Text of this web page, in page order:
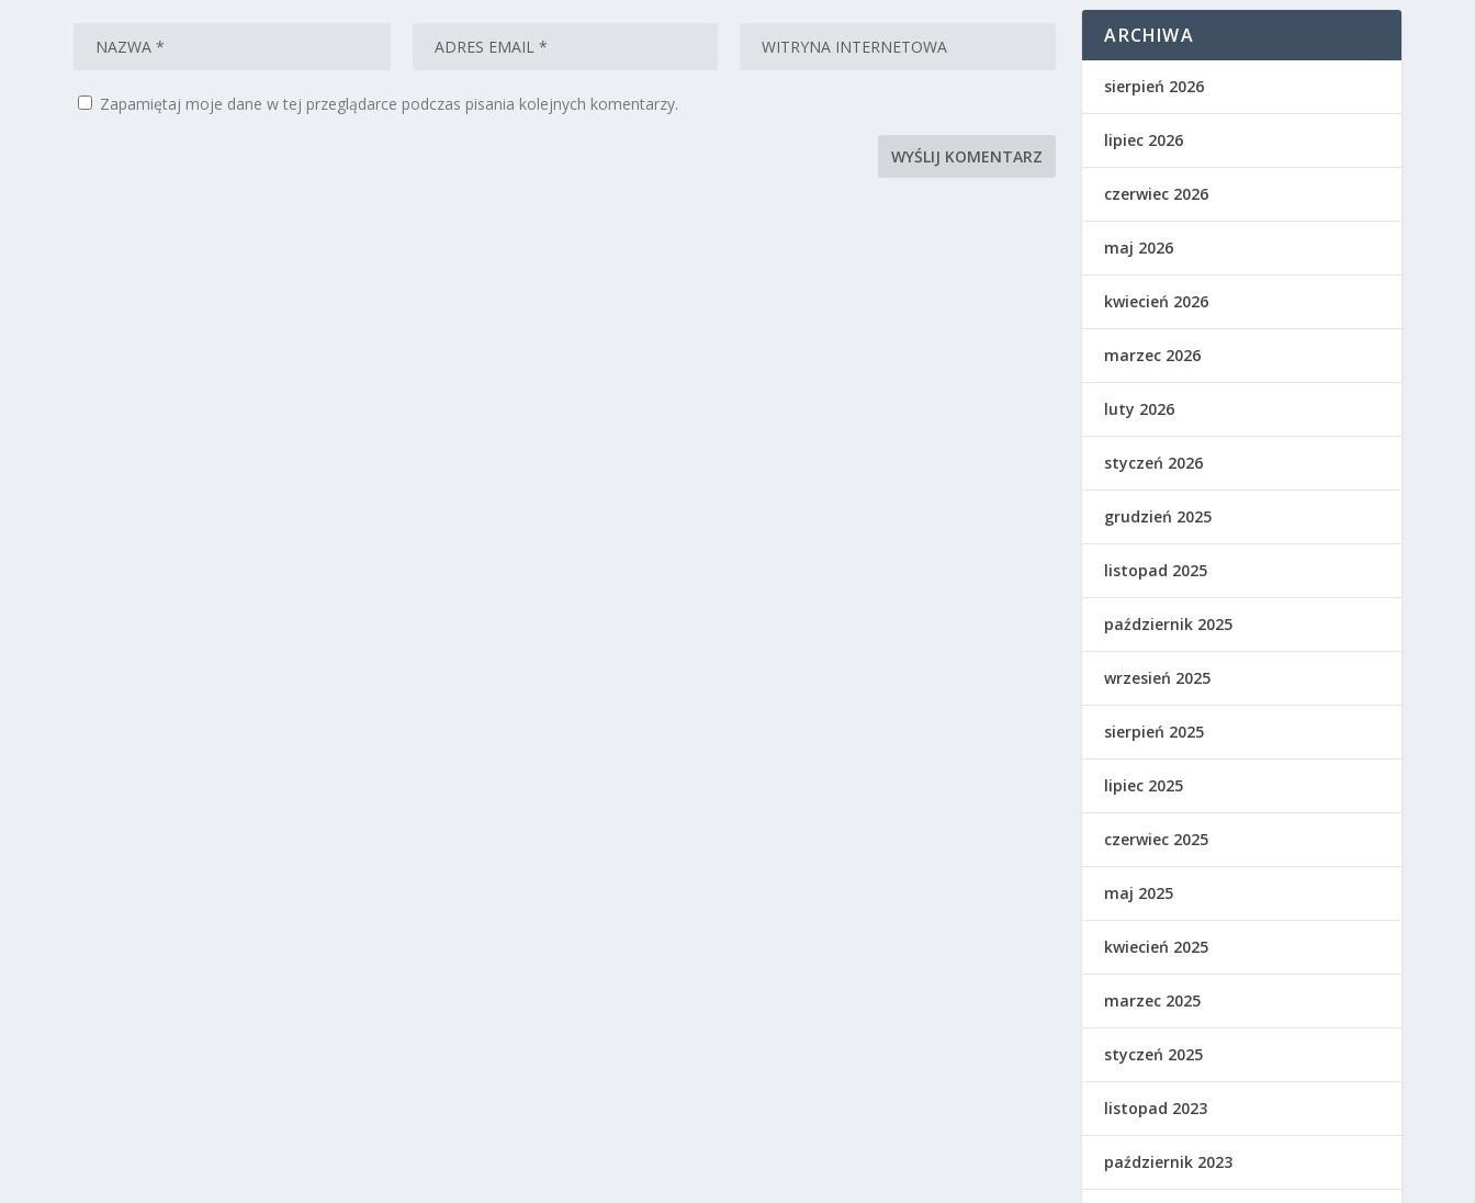
Zapamiętaj moje dane w tej przeglądarce podczas pisania kolejnych komentarzy.
ARCHIWA
sierpień 2026
lipiec 2026
czerwiec 2026
maj 2026
kwiecień 2026
marzec 2026
luty 2026
styczeń 2026
grudzień 2025
listopad 2025
październik 2025
wrzesień 2025
sierpień 2025
lipiec 2025
czerwiec 2025
maj 2025
kwiecień 2025
marzec 2025
styczeń 2025
listopad 2023
październik 2023